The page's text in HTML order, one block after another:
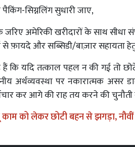
सिग्नलिंग सुधारी जाए,
के जरिए अमेरिकी खरीदारों के साथ
से फ़ायदे और सब्सिडी/बाज़ार सहायता
हैं कि यदि तत्काल पहल न की गई तो
अर्थव्यवस्था पर नकारात्मक असर
कर आगे की राह तय करने की
को लेकर छोटी बहन से झगड़ा, नौवीं